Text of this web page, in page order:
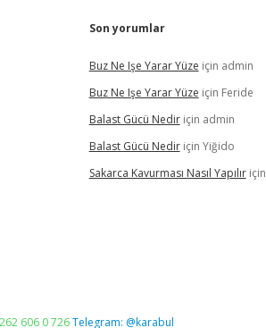
Son yorumlar
Buz Ne Işe Yarar Yüze için admin
Buz Ne Işe Yarar Yüze için Feride
Balast Gücü Nediriçin admin
Balast Gücü Nediriçin Yiğido
Sakarca Kavurması Nasıl Yapılıriçin
606 0 726Telegram: @karabul